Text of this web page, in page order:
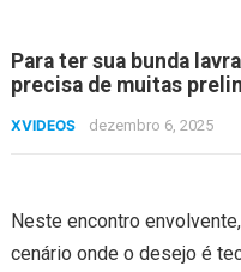
Para ter sua bunda
precisa de muitas
XVIDEOS dezembro 6, 2025
Neste encontro
cenário onde o desejo é